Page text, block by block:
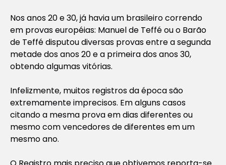
Nos anos 20 e 30, já havia um brasileiro correndo
em provas européias: Manuel de Teffé ou o Barão
de Teffé disputou diversas provas entre a segunda
metade dos anos 20 e a primeira dos anos 30,
obtendo algumas vitórias.
Infelizmente, muitos registros da época são
extremamente imprecisos. Em alguns casos
citando a mesma prova em dias diferentes ou
mesmo com vencedores de diferentes em um
mesmo ano.